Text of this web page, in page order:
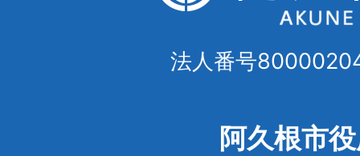
法人番号
阿久根市